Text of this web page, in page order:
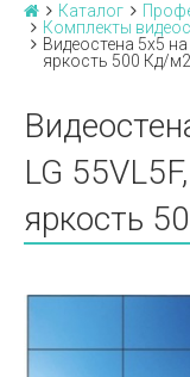
Каталог
Комплекты
Видеостена 5х5
яркость 500 Кд/м2
LG
яркость